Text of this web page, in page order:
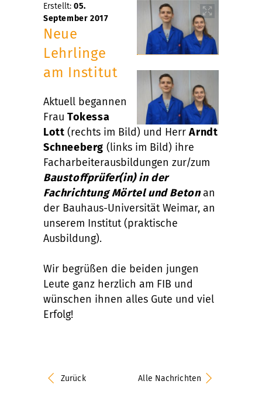
Erstellt: 05.
September 2017
Neue
Lehrlinge
am Institut
Aktuell begannen
Frau Tokessa
Lott (rechts im Bild) und HerrArndt
Schneeberg (links im Bild) ihre
Facharbeiterausbildungen zur/zum
Baustoffprüfer(in) in der
Fachrichtung Mörtel und Betonan
der Bauhaus-Universität Weimar, an
unserem Institut (praktische
Ausbildung).
Wir begrüßen die beiden jungen
Leute ganz herzlich am FIB und
wünschen ihnen alles Gute und viel
Erfolg!
Zurück Alle Nachrichten